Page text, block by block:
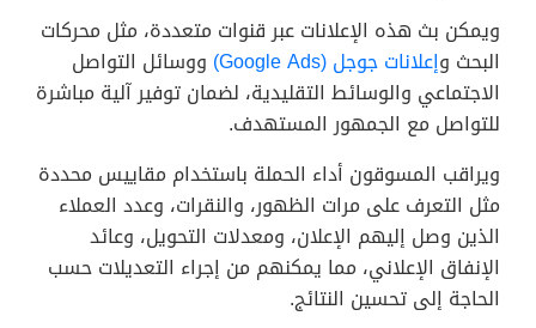
ويمكن بث هذه الإعلانات عبر قنوات متعددة، مثل محركات
البحث وإعلانات جوجل (Google Ads)
ووسائل التواصل
الاجتماعي والوسائط التقليدية، لضمان توفير آلية مباشرة
للتواصل مع الجمهور المستهدف.
ويراقب المسوقون أداء الحملة باستخدام مقاييس محددة
مثل التعرف على مرات الظهور، والنقرات، وعدد العملاء
الذين وصل إليهم الإعلان، ومعدلات التحويل، وعائد
الإنفاق الإعلاني، مما يمكنهم من إجراء التعديلات حسب
الحاجة إلى تحسين النتائج.